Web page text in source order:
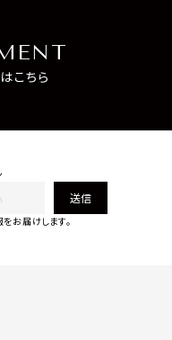
こちら
送信
お届けします。